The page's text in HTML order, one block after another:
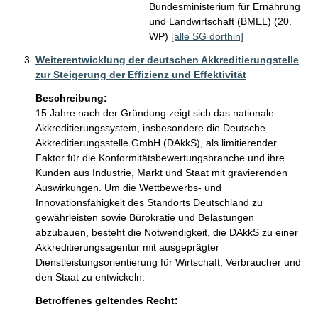
Bundesministerium für Ernährung
und Landwirtschaft (BMEL) (20.
WP) [alle SG dorthin]
Weiterentwicklung der deutschen Akkreditierungstelle
zur Steigerung der Effizienz und Effektivität
Beschreibung:
15 Jahre nach der Gründung zeigt sich das nationale
Akkreditierungssystem, insbesondere die Deutsche
Akkreditierungsstelle GmbH (DAkkS), als limitierender
Faktor für die Konformitätsbewertungsbranche und ihre
Kunden aus Industrie, Markt und Staat mit gravierenden
Auswirkungen. Um die Wettbewerbs- und
Innovationsfähigkeit des Standorts Deutschland zu
gewährleisten sowie Bürokratie und Belastungen
abzubauen, besteht die Notwendigkeit, die DAkkS zu einer
Akkreditierungsagentur mit ausgeprägter
Dienstleistungsorientierung für Wirtschaft, Verbraucher und
den Staat zu entwickeln.
Betroffenes geltendes Recht: